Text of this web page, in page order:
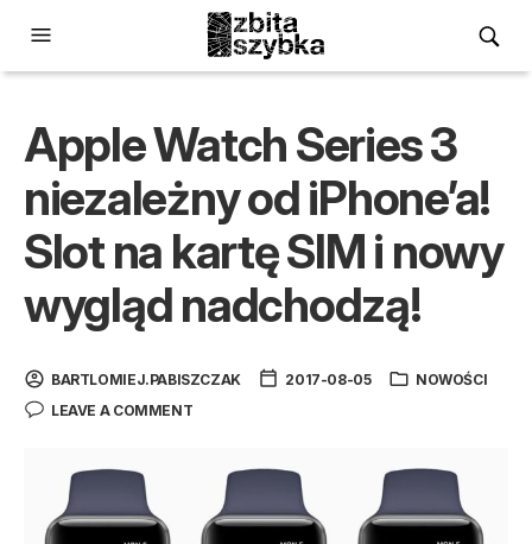
Apple Watch Series 3
niezależny od iPhone’a!
Slot na kartę SIM i nowy
wygląd nadchodzą!
BARTLOMIEJ.PABISZCZAK 2017-08-05
NOWOŚCI
LEAVE A COMMENT